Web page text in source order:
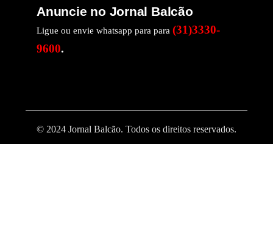
Anuncie no Jornal Balcão
Ligue ou envie whatsapp para para (31)3330-
9600.
© 2024 Jornal Balcão. Todos os direitos reservados.